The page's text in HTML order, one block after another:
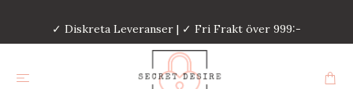
✓ Diskreta Leveranser | ✓ Fri Frakt över 999:-